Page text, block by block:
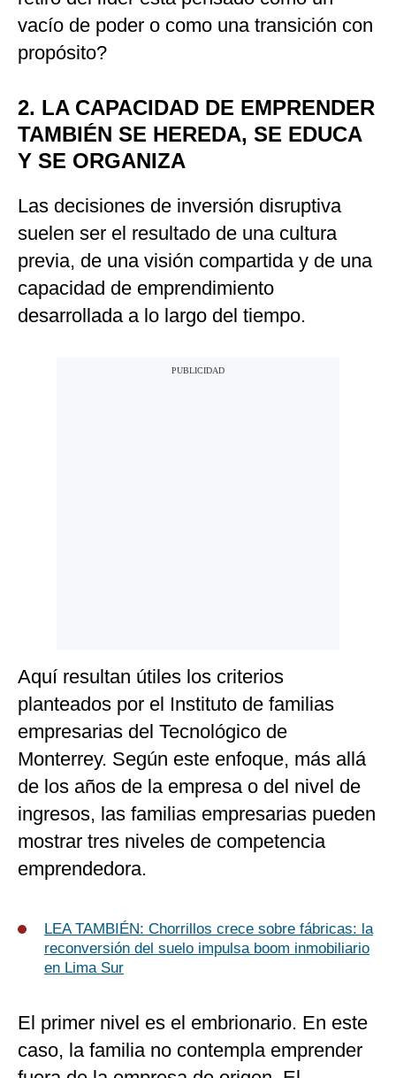
vacío de poder o como una transición con
propósito?
2. LA CAPACIDAD DE EMPRENDER
TAMBIÉN SE HEREDA, SE EDUCA
Y SE ORGANIZA
Las decisiones de inversión disruptiva
suelen ser el resultado de una cultura
previa, de una visión compartida y de una
capacidad de emprendimiento
desarrollada a lo largo del tiempo.
Aquí resultan útiles los criterios
planteados por el Instituto de familias
empresarias del Tecnológico de
Monterrey. Según este enfoque, más allá
de los años de la empresa o del nivel de
ingresos, las familias empresarias pueden
mostrar tres niveles de competencia
emprendedora.
LEA TAMBIÉN: Chorrillos crece sobre fábricas: la
reconversión del suelo impulsa boom inmobiliario
en Lima Sur
El primer nivel es el embrionario. En este
caso, la familia no contempla emprender